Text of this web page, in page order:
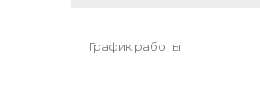
График работы